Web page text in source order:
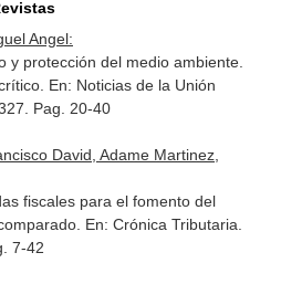
Angel:
y protección del medio ambiente.
En: Noticias de la Unión
Pag. 20-40
David, Adame Martinez,
fiscales para el fomento del
En: Crónica Tributaria
7-42